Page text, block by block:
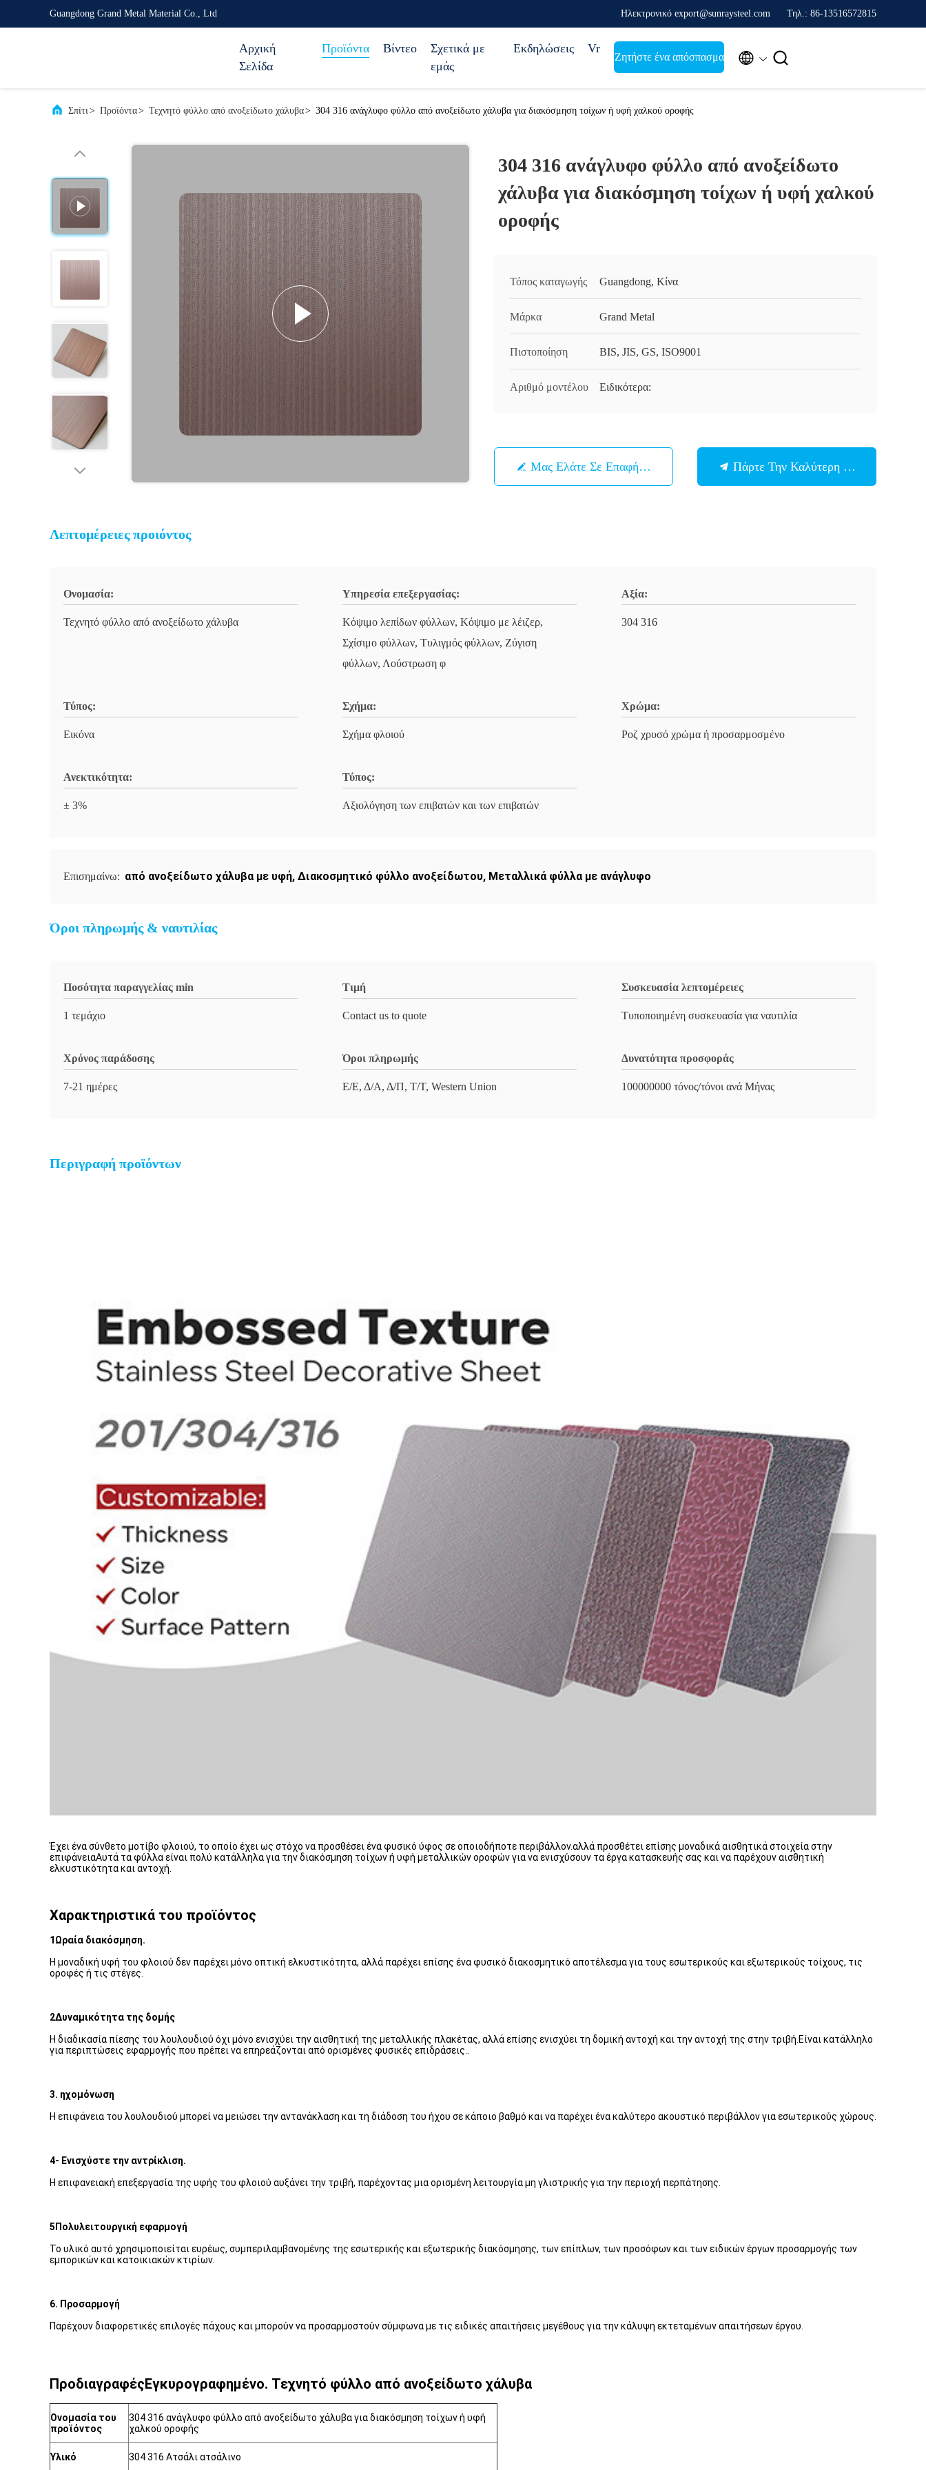
Guangdong Grand Metal Material Co., Ltd Ηλεκτρονικό export@sunraysteel.com Τηλ.: 86-13516572815
Αρχική
Σελίδα
Προϊόντα Βίντεο
Σχετικά με
εμάς
Εκδηλώσεις Vr
Ζητήστε ένα απόσπασμα  
Σπίτι> Προϊόντα> Τεχνητό φύλλο από ανοξείδωτο χάλυβα> 304 316 ανάγλυφο φύλλο από ανοξείδωτο χάλυβα για διακόσμηση τοίχων ή υφή χαλκού οροφής
304 316 ανάγλυφο φύλλο από ανοξείδωτο
χάλυβα για διακόσμηση τοίχων ή υφή χαλκού
οροφής
Τόπος καταγωγής Guangdong, Κίνα
Μάρκα Grand Metal
Πιστοποίηση BIS, JIS, GS, ISO9001
Αριθμό μοντέλου Ειδικότερα:
Μας Ελάτε Σε Επαφή Με Πάρτε Την Καλύτερη Τιμή
Λεπτομέρειες προιόντος
Ονομασία:
Τεχνητό φύλλο από ανοξείδωτο χάλυβα
Υπηρεσία επεξεργασίας:
Κόψιμο λεπίδων φύλλων, Κόψιμο με λέιζερ,
Σχίσιμο φύλλων, Τυλιγμός φύλλων, Ζύγιση
φύλλων, Λούστρωση φ
Αξία:
304 316
Τύπος:
Εικόνα
Σχήμα:
Σχήμα φλοιού
Χρώμα:
Ροζ χρυσό χρώμα ή προσαρμοσμένο
Ανεκτικότητα:
± 3%
Τύπος:
Αξιολόγηση των επιβατών και των επιβατών
Επισημαίνω: από ανοξείδωτο χάλυβα με υφή, Διακοσμητικό φύλλο ανοξείδωτου, Μεταλλικά φύλλα με ανάγλυφο
Όροι πληρωμής & ναυτιλίας
Ποσότητα παραγγελίας min
1 τεμάχιο
Τιμή
Contact us to quote
Συσκευασία λεπτομέρειες
Τυποποιημένη συσκευασία για ναυτιλία
Χρόνος παράδοσης
7-21 ημέρες
Όροι πληρωμής
Ε/Ε, Δ/Α, Δ/Π, Τ/Τ, Western Union
Δυνατότητα προσφοράς
100000000 τόνος/τόνοι ανά Μήνας
Περιγραφή προϊόντων
Έχει ένα σύνθετο μοτίβο φλοιού, το οποίο έχει ως στόχο να προσθέσει ένα φυσικό ύφος σε οποιοδήποτε περιβάλλον.αλλά προσθέτει επίσης μοναδικά αισθητικά στοιχεία στην
επιφάνειαΑυτά τα φύλλα είναι πολύ κατάλληλα για την διακόσμηση τοίχων ή υφή μεταλλικών οροφών για να ενισχύσουν τα έργα κατασκευής σας και να παρέχουν αισθητική
ελκυστικότητα και αντοχή.
Χαρακτηριστικά του προϊόντος
1Ωραία διακόσμηση.
Η μοναδική υφή του φλοιού δεν παρέχει μόνο οπτική ελκυστικότητα, αλλά παρέχει επίσης ένα φυσικό διακοσμητικό αποτέλεσμα για τους εσωτερικούς και εξωτερικούς τοίχους, τις
οροφές ή τις στέγες.
2Δυναμικότητα της δομής
Η διαδικασία πίεσης του λουλουδιού όχι μόνο ενισχύει την αισθητική της μεταλλικής πλακέτας, αλλά επίσης ενισχύει τη δομική αντοχή και την αντοχή της στην τριβή.Είναι κατάλληλο
για περιπτώσεις εφαρμογής που πρέπει να επηρεάζονται από ορισμένες φυσικές επιδράσεις..
3. ηχομόνωση
Η επιφάνεια του λουλουδιού μπορεί να μειώσει την αντανάκλαση και τη διάδοση του ήχου σε κάποιο βαθμό και να παρέχει ένα καλύτερο ακουστικό περιβάλλον για εσωτερικούς χώρους.
4- Ενισχύστε την αντρίκλιση.
Η επιφανειακή επεξεργασία της υφής του φλοιού αυξάνει την τριβή, παρέχοντας μια ορισμένη λειτουργία μη γλιστρικής για την περιοχή περπάτησης.
5Πολυλειτουργική εφαρμογή
Το υλικό αυτό χρησιμοποιείται ευρέως, συμπεριλαμβανομένης της εσωτερικής και εξωτερικής διακόσμησης, των επίπλων, των προσόφων και των ειδικών έργων προσαρμογής των
εμπορικών και κατοικιακών κτιρίων.
6. Προσαρμογή
Παρέχουν διαφορετικές επιλογές πάχους και μπορούν να προσαρμοστούν σύμφωνα με τις ειδικές απαιτήσεις μεγέθους για την κάλυψη εκτεταμένων απαιτήσεων έργου.
ΠροδιαγραφέςΕγκυρογραφημένο. Τεχνητό φύλλο από ανοξείδωτο χάλυβα
Ονομασία του
προϊόντος
304 316 ανάγλυφο φύλλο από ανοξείδωτο χάλυβα για διακόσμηση τοίχων ή υφή
χαλκού οροφής
Υλικό 304 316 Ατσάλι ατσάλινο